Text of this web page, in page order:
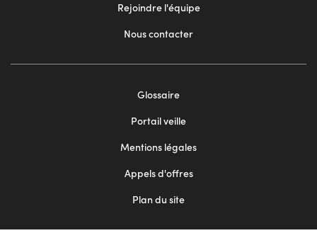
Rejoindre l'équipe
Nous contacter
Glossaire
Portail veille
Mentions légales
Appels d'offres
Plan du site